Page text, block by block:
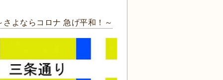
よならコロナ 急げ平和！～